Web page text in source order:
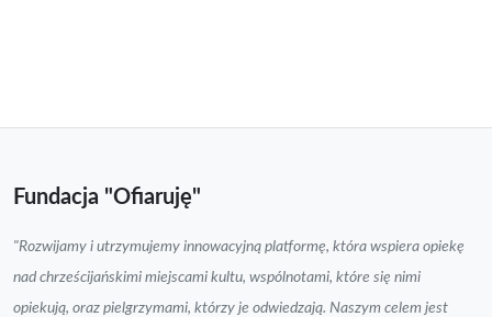
Fundacja "Ofiaruję"
"Rozwijamy i utrzymujemy innowacyjną platformę, która wspiera opiekę
nad chrześcijańskimi miejscami kultu, wspólnotami, które się nimi
opiekują, oraz pielgrzymami, którzy je odwiedzają. Naszym celem jest